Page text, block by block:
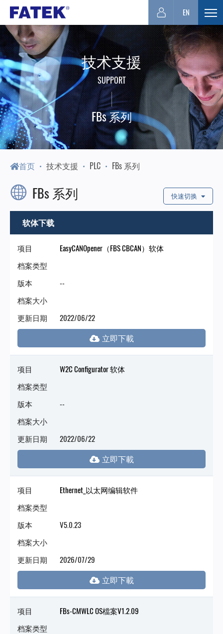
台
湾
FATEK
永
宏
PLC-
厦
门
永
陞
科
技
展
开
选
单
EN
技术支援
SUPPORT
FBs 系列
首页 技术支援 PLC FBs 系列
快速切换
FBs 系列
软体下载
项目
EasyCANOpener（FBS CBCAN）软体
档案类型
版本
--
档案大小
更新日期
2022/06/22
项目
W2C Configurator 软体
档案类型
版本
--
档案大小
更新日期
2022/06/22
项目
Ethernet_以太网编辑软件
档案类型
版本
V5.0.23
档案大小
更新日期
2026/07/29
项目
FBs-CMWLC OS檔案V1.2.09
档案类型